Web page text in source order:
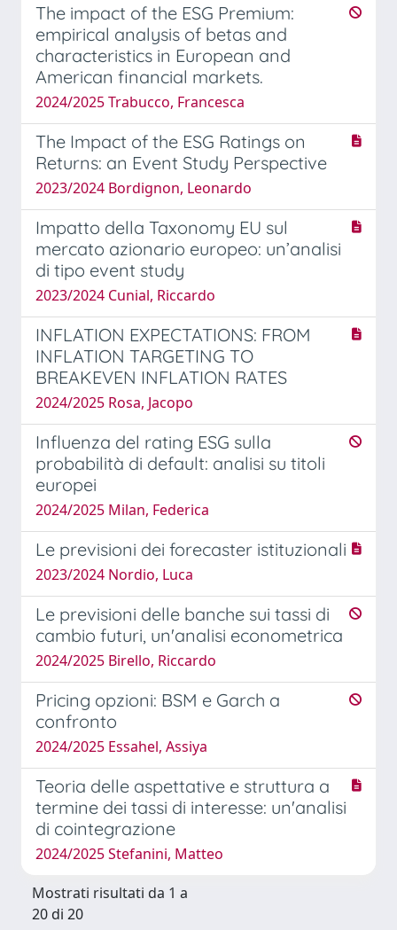
The impact of the ESG Premium:
empirical analysis of betas and
characteristics in European and
American financial markets.
2024/2025 Trabucco, Francesca
The Impact of the ESG Ratings on
Returns: an Event Study Perspective
2023/2024 Bordignon, Leonardo
Impatto della Taxonomy EU sul
mercato azionario europeo: un’analisi
di tipo event study
2023/2024 Cunial, Riccardo
INFLATION EXPECTATIONS: FROM
INFLATION TARGETING TO
BREAKEVEN INFLATION RATES
2024/2025 Rosa, Jacopo
Influenza del rating ESG sulla
probabilità di default: analisi su titoli
europei
2024/2025 Milan, Federica
Le previsioni dei forecaster istituzionali
2023/2024 Nordio, Luca
Le previsioni delle banche sui tassi di
cambio futuri, un'analisi econometrica
2024/2025 Birello, Riccardo
Pricing opzioni: BSM e Garch a
confronto
2024/2025 Essahel, Assiya
Teoria delle aspettative e struttura a
termine dei tassi di interesse: un'analisi
di cointegrazione
2024/2025 Stefanini, Matteo
Mostrati risultati da 1 a
20 di 20